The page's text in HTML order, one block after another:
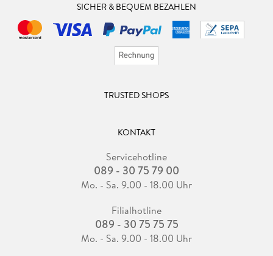
SICHER & BEQUEM BEZAHLEN
TRUSTED SHOPS
KONTAKT
Servicehotline
089 - 30 75 79 00
Mo. - Sa. 9.00 - 18.00 Uhr
Filialhotline
089 - 30 75 75 75
Mo. - Sa. 9.00 - 18.00 Uhr